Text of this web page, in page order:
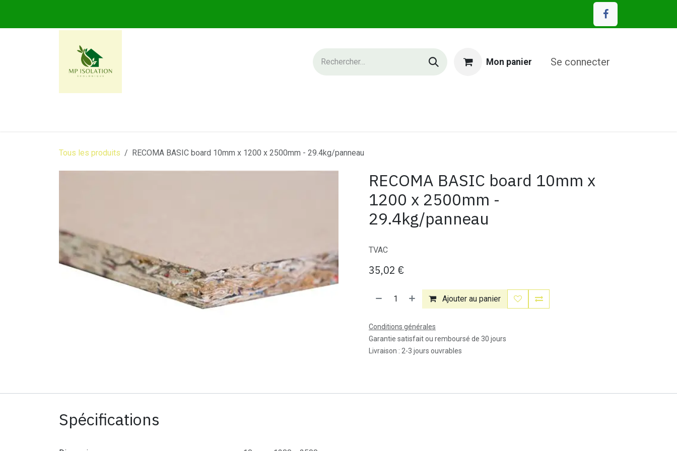
Mon panier Se connecter
Tous les produits RECOMA BASIC board 10mm x 1200 x 2500mm - 29.4kg/panneau
RECOMA BASIC board 10mm x
1200 x 2500mm -
29.4kg/panneau
TVAC
35,02 €
Ajouter au panier
Conditions générales
Garantie satisfait ou remboursé de 30 jours
Livraison : 2-3 jours ouvrables
Spécifications